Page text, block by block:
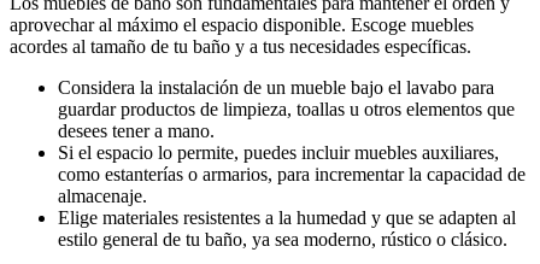
aprovechar al máximo el espacio disponible. Escoge muebles
acordes al tamaño de tu baño y a tus necesidades específicas.
Considera la instalación de un mueble bajo el lavabo para
guardar productos de limpieza, toallas u otros elementos que
desees tener a mano.
Si el espacio lo permite, puedes incluir muebles auxiliares,
como estanterías o armarios, para incrementar la capacidad de
almacenaje.
Elige materiales resistentes a la humedad y que se adapten al
estilo general de tu baño, ya sea moderno, rústico o clásico.